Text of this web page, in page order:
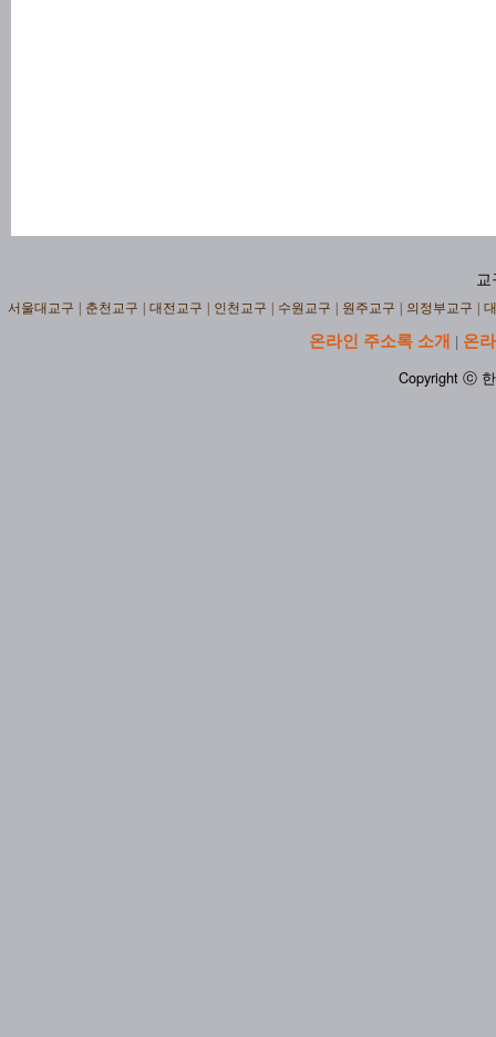
교
서울대교구 춘천교구 대전교구 인천교구 수원교구 원주교구 의정부교구
온라인 주소록 소개 | 온
Copyright ⓒ